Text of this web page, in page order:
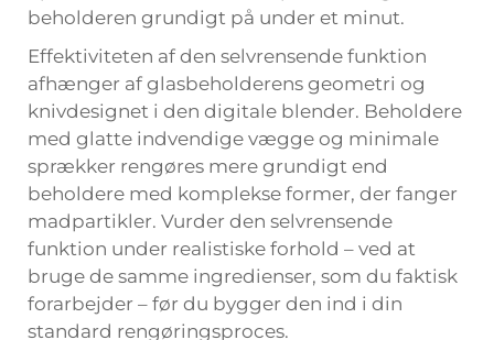
beholderen grundigt på under et minut.
Effektiviteten af den selvrensende funktion
afhænger af glasbeholderens geometri og
knivdesignet i den digitale blender. Beholdere
med glatte indvendige vægge og minimale
sprækker rengøres mere grundigt end
beholdere med komplekse former, der fanger
madpartikler. Vurder den selvrensende
funktion under realistiske forhold – ved at
bruge de samme ingredienser, som du faktisk
forarbejder – før du bygger den ind i din
standard rengøringsproces.